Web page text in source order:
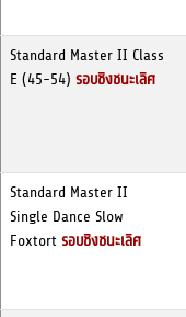
Standard Master II Class
E (45-54) รอบชิงชนะเลิศ
Standard Master II
Single Dance Slow
Foxtortรอบชิงชนะเลิศ